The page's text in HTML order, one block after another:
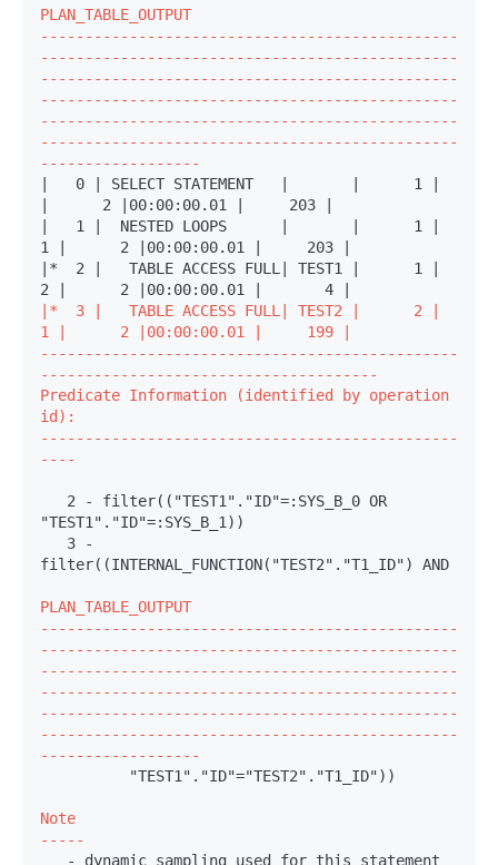
PLAN_TABLE_OUTPUT
-----------------------------------------------
-----------------------------------------------
-----------------------------------------------
-----------------------------------------------
-----------------------------------------------
-----------------------------------------------
------------------
|   0 | SELECT STATEMENT   |       |      1 |
|      2 |00:00:00.01 |     203 |
|   1 |  NESTED LOOPS      |       |      1 |
1 |      2 |00:00:00.01 |     203 |
|*  2 |   TABLE ACCESS FULL| TEST1 |      1 |
|*  3 |   TABLE ACCESS FULL| TEST2 |      2 |
1 |      2 |00:00:00.01 |     199 |
-----------------------------------------------
--------------------------------------
Predicate Information (identified by operation
id):
-----------------------------------------------
----
"TEST1"."ID"=:SYS_B_1))
filter((INTERNAL_FUNCTION("TEST2"."T1_ID") AND
PLAN_TABLE_OUTPUT
-----------------------------------------------
-----------------------------------------------
-----------------------------------------------
-----------------------------------------------
-----------------------------------------------
-----------------------------------------------
------------------
          "TEST1"."ID"="TEST2"."T1_ID"))
Note
-----